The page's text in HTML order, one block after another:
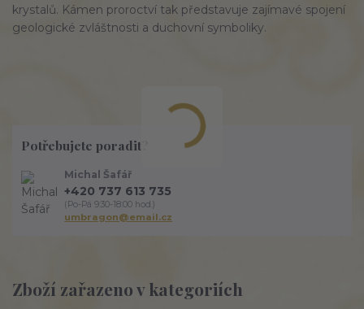
krystalů. Kámen proroctví tak představuje zajímavé spojení
geologické zvláštnosti a duchovní symboliky.
Zboží zařazeno v kategoriích
Potřebujete poradit?
Michal Šafář
+420 737 613 735
(Po-Pá 9:30-18:00 hod.)
umbragon@email.cz